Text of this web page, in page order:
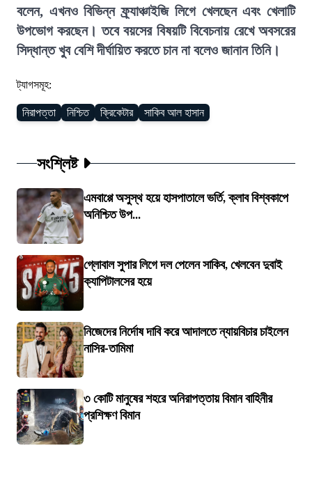
বলেন, এখনও বিভিন্ন ফ্র্যাঞ্চাইজি লিগে খেলছেন এবং খেলাটি
উপভোগ করছেন। তবে বয়সের বিষয়টি বিবেচনায় রেখে অবসরের
সিদ্ধান্ত খুব বেশি দীর্ঘায়িত করতে চান না বলেও জানান তিনি।
ট্যাগসমূহ:
নিরাপত্তা নিশ্চিত ক্রিকেটার সাকিব আল হাসান
সংশ্লিষ্ট
এমবাপ্পে অসুস্থ হয়ে হাসপাতালে ভর্তি, ক্লাব বিশ্বকাপে
অনিশ্চিত উপ...
গ্লোবাল সুপার লিগে দল পেলেন সাকিব, খেলবেন দুবাই
ক্যাপিটালসের হয়ে
নিজেদের নির্দোষ দাবি করে আদালতে ন্যায়বিচার চাইলেন
নাসির-তামিমা
৩ কোটি মানুষের শহরে অনিরাপত্তায় বিমান বাহিনীর
প্রশিক্ষণ বিমান